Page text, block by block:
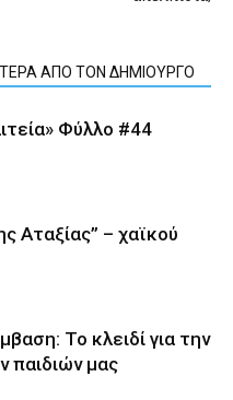
ΑΠΟ ΤΟΝ ΔΗΜΙΟΥΡΓΟ
Φύλλο #44
Αταξίας” – χαϊκού
Το κλειδί για την
παιδιών µας